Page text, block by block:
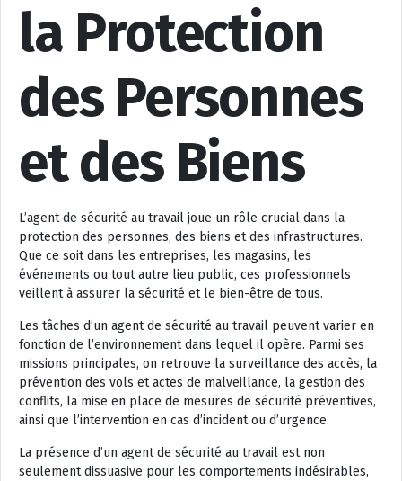
la Protection
des Personnes
et des Biens
L’agent de sécurité au travail joue un rôle crucial dans la
protection des personnes, des biens et des infrastructures.
Que ce soit dans les entreprises, les magasins, les
événements ou tout autre lieu public, ces professionnels
veillent à assurer la sécurité et le bien-être de tous.
Les tâches d’un agent de sécurité au travail peuvent varier en
fonction de l’environnement dans lequel il opère. Parmi ses
missions principales, on retrouve la surveillance des accès, la
prévention des vols et actes de malveillance, la gestion des
conflits, la mise en place de mesures de sécurité préventives,
ainsi que l’intervention en cas d’incident ou d’urgence.
La présence d’un agent de sécurité au travail est non
seulement dissuasive pour les comportements indésirables,